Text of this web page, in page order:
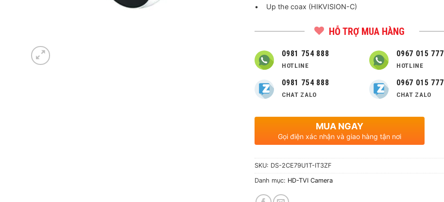
• Up the coax (HIKVISION-C)
HỖ TRỢ MUA HÀNG
0981 754 888
HOTLINE
0981 754 888
CHAT ZALO
0967 015 777
HOTLINE
0967 015 777
CHAT ZALO
MUA NGAY
Gọi điện xác nhận và giao hàng tận nơi
SKU: DS-2CE79U1T-IT3ZF
Danh mục: HD-TVI Camera